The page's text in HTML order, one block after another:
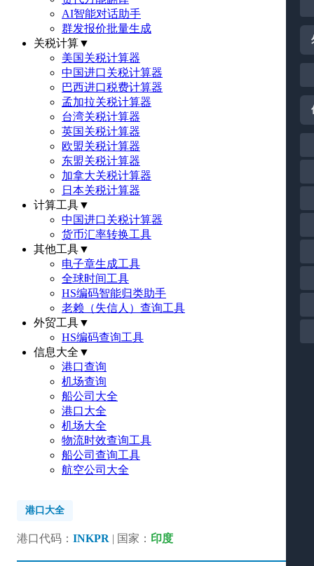
AI智能对话助手
群发报价批量生成
关税计算▼
美国关税计算器
中国进口关税计算器
巴西进口税费计算器
孟加拉关税计算器
台湾关税计算器
英国关税计算器
欧盟关税计算器
东盟关税计算器
加拿大关税计算器
日本关税计算器
计算工具▼
中国进口关税计算器
货币汇率转换工具
其他工具▼
电子章生成工具
全球时间工具
HS编码智能归类助手
老赖（失信人）查询工具
外贸工具▼
HS编码查询工具
信息大全 ▼
港口查询
机场查询
船公司大全
港口大全
机场大全
物流时效查询工具
船公司查询工具
航空公司大全
港口大全
港口代码： INKPR | 国家： 印度